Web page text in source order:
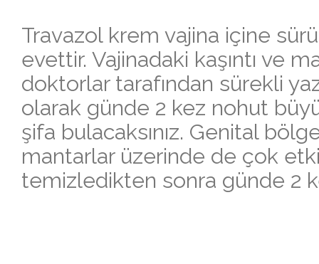
Travazol krem vajina içine
evettir. Vajinadaki kaşıntı ve
doktorlar tarafından sürekli
olarak günde 2 kez nohut
şifa bulacaksınız. Genital
mantarlar üzerinde de çok
temizledikten sonra günde 2